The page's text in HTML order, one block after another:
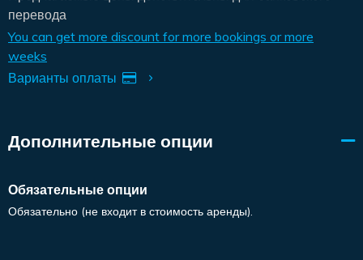
перевода
You can get more discount for more bookings or more
weeks
Варианты оплаты
Дополнительные опции
Обязательные опции
Обязательно (не входит в стоимость аренды).